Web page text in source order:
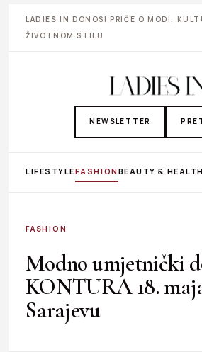
LADIES IN DONOSI PRIČE O MODI,
ŽIVOTNOM STILU
NEWSLETTER
LIFESTYLEFASHIONBEAUTY & HEALTH
FASHION
Modno umjetnički
KONTURA 18.
Sarajevu